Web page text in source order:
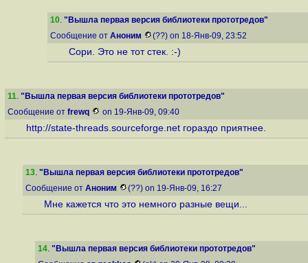
10. "Вышла первая версия библиотеки прототредов"
Сообщение от Аноним (??) on 18-Янв-09, 23:52
Сори. Это не тот стек. :-)
11. "Вышла первая версия библиотеки прототредов"
Сообщение от frewq on 19-Янв-09, 09:40
http://state-threads.sourceforge.netгораздо приятнее.
13. "Вышла первая версия библиотеки прототредов"
Сообщение от Аноним (??) on 19-Янв-09, 16:27
Мне кажется что это немного разные вещи...
14. "Вышла первая версия библиотеки прототредов"